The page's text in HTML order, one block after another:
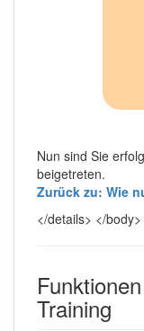
Nun sind Sie
beigetreten.
Zurück zu: Wie
</details> </
Training